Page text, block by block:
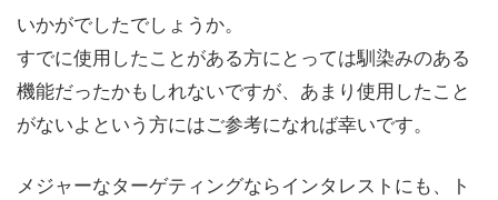
いかがでしたでしょうか。
すでに使用したことがある方にとっては馴染みのある
機能だったかもしれないですが、あまり使用したこと
がないよという方にはご参考になれば幸いです。
メジャーなターゲティングならインタレストにも、ト